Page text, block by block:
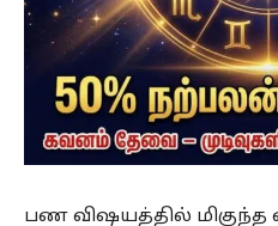
பண விஷயத்தில் மிகுந்த